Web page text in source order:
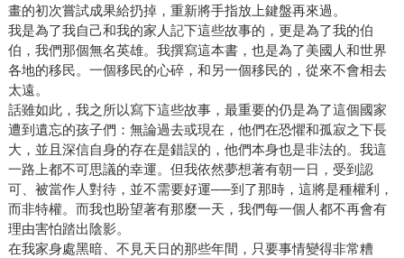
畫的初次嘗試成果給扔掉，重新將手指放上鍵盤再來過。
我是為了我自己和我的家人記下這些故事的，更是為了我的伯
伯，我們那個無名英雄。我撰寫這本書，也是為了美國人和世界
各地的移民。一個移民的心碎，和另一個移民的，從來不會相去
太遠。
話雖如此，我之所以寫下這些故事，最重要的仍是為了這個國家
遭到遺忘的孩子們：無論過去或現在，他們在恐懼和孤寂之下長
大，並且深信自身的存在是錯誤的，他們本身也是非法的。我這
一路上都不可思議的幸運。但我依然夢想著有朝一日，受到認
可、被當作人對待，並不需要好運──到了那時，這將是種權利，
而非特權。而我也盼望著有那麼一天，我們每一個人都不再會有
理由害怕踏出陰影。
在我家身處黑暗、不見天日的那些年間，只要事情變得非常糟